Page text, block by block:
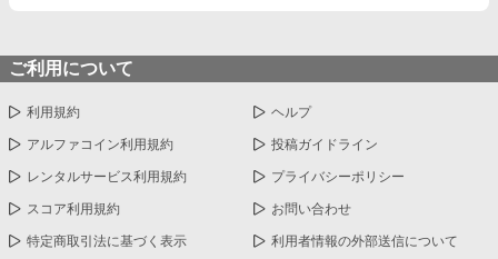
ご利用について
利用規約 ヘルプ
アルファコイン利用規約 投稿ガイドライン
レンタルサービス利用規約 プライバシーポリシー
スコア利用規約 お問い合わせ
特定商取引法に基づく表示 利用者情報の外部送信について